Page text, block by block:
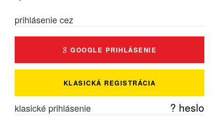
prihlásenie cez
GOOGLE PRIHLÁSENIE
KLASICKÁ REGISTRÁCIA
klasické prihlásenie ? heslo